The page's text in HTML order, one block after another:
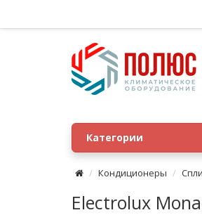
Категории
Кондиционеры
Electrolux